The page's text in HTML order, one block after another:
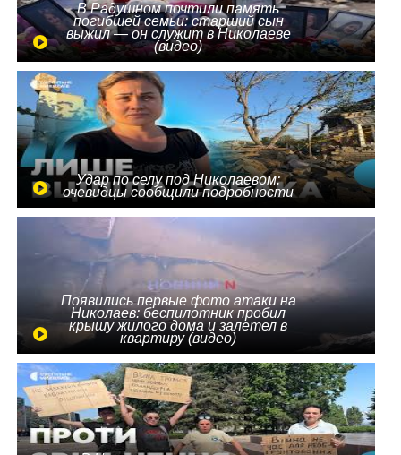
В Радушном почтили память
погибшей семьи: старший сын
выжил — он служит в Николаеве
(видео)
Удар по селу под Николаевом:
очевидцы сообщили подробности
Появились первые фото атаки на
Николаев: беспилотник пробил
крышу жилого дома и залетел в
квартиру (видео)